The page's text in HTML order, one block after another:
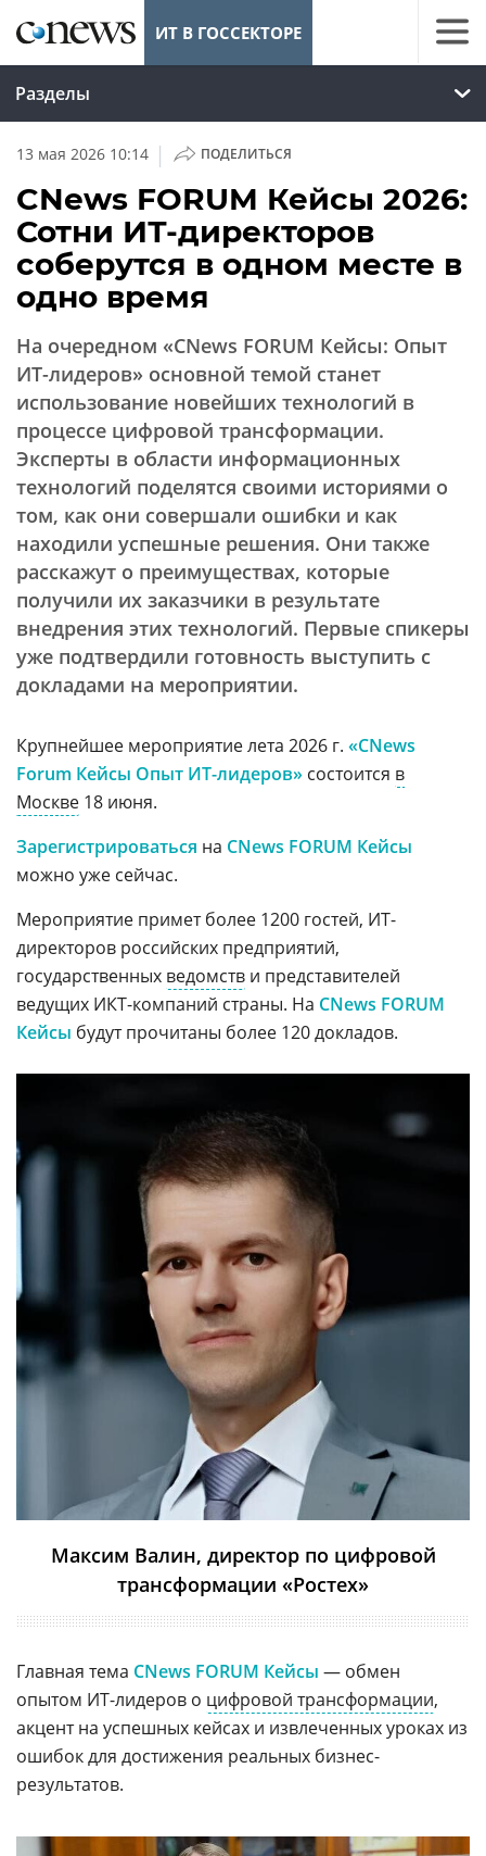
ИТ В ГОССЕКТОРЕ
Разделы
13 мая 2026 10:14 | ПОДЕЛИТЬСЯ
CNews FORUM Кейсы 2026:
Сотни ИТ-директоров
соберутся в одном месте в
одно время
На очередном «CNews FORUM Кейсы: Опыт
ИТ-лидеров» основной темой станет
использование новейших технологий в
процессе цифровой трансформации.
Эксперты в области информационных
технологий поделятся своими историями о
том, как они совершали ошибки и как
находили успешные решения. Они также
расскажут о преимуществах, которые
получили их заказчики в результате
внедрения этих технологий. Первые спикеры
уже подтвердили готовность выступить с
докладами на мероприятии.
Крупнейшее мероприятие лета 2026 г. «CNews
Forum Кейсы Опыт ИТ-лидеров» состоится в
Москве 18 июня.
Зарегистрироваться на CNews FORUM Кейсы
можно уже сейчас.
Мероприятие примет более 1200 гостей, ИТ-
директоров российских предприятий,
государственных ведомств и представителей
ведущих ИКТ-компаний страны. На CNews FORUM
Кейсы будут прочитаны более 120 докладов.
Максим Валин, директор по цифровой
трансформации «Ростех»
Главная тема CNews FORUM Кейсы — обмен
опытом ИТ-лидеров о цифровой трансформации,
акцент на успешных кейсах и извлеченных уроках из
ошибок для достижения реальных бизнес-
результатов.